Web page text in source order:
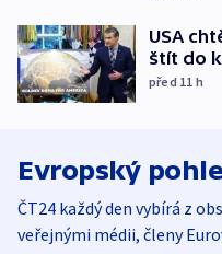
USA
štít do
před 11 h
Evropský
ČT24 každý den vybírá z
veřejnými médii, členy